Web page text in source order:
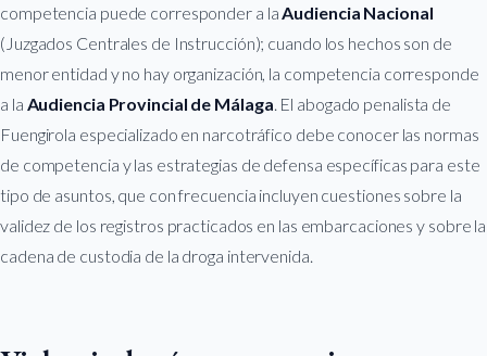
competencia puede corresponder a la Audiencia Nacional
(Juzgados Centrales de Instrucción); cuando los hechos son de
menor entidad y no hay organización, la competencia corresponde
a la Audiencia Provincial de Málaga . El abogado penalista de
Fuengirola especializado en narcotráfico debe conocer las normas
de competencia y las estrategias de defensa específicas para este
tipo de asuntos, que con frecuencia incluyen cuestiones sobre la
validez de los registros practicados en las embarcaciones y sobre la
cadena de custodia de la droga intervenida.